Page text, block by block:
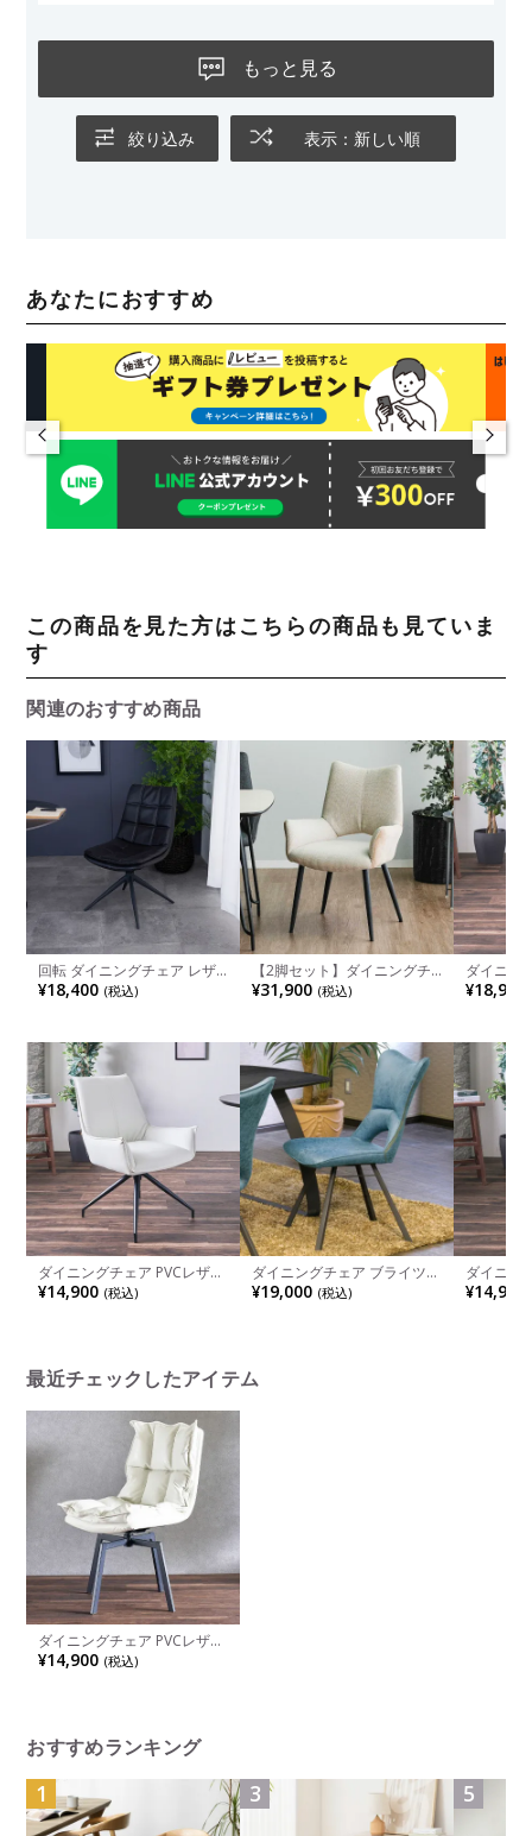
もっと見る
絞り込み 表示：新しい順
あなたにおすすめ
この商品を見た方はこちらの商品も見ていま
す
関連のおすすめ商品
回転 ダイニングチェア レザ
ー調 椅子 オートリターン チ
ェア 肘なし スチール脚 イス
ク キャメル
¥18,400 (税込)
【2脚セット】ダイニングチ
ェア 肘付き ファブリック チ
ェア スチール脚 椅子 リビン
ー ブラック ブラウン 完成品
¥31,900 (税込)
ダイニン
ブリック
ング チェ
ジュ ブラ
¥18,900
ダイニングチェア PVCレザー
回転 いす 椅子 リビング チェ
ア ポケットコイル 肘付きチ
¥14,900 (税込)
ダイニングチェア ブライツ
肘なし スチール脚 ファブリ
ック サイドチェア 食卓椅子
¥19,000 (税込)
ダイニン
回転 いす
ア ポケッ
¥14,900
最近チェックしたアイテム
ダイニングチェア PVCレザー
回転 椅子 リビングチェア 肘
なし チェア おしゃれ 食卓椅
¥14,900 (税込)
おすすめランキング
1 3 5